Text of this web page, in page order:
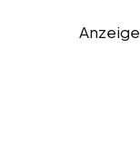
Anzeige